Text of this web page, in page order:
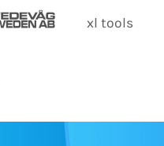
xl tools